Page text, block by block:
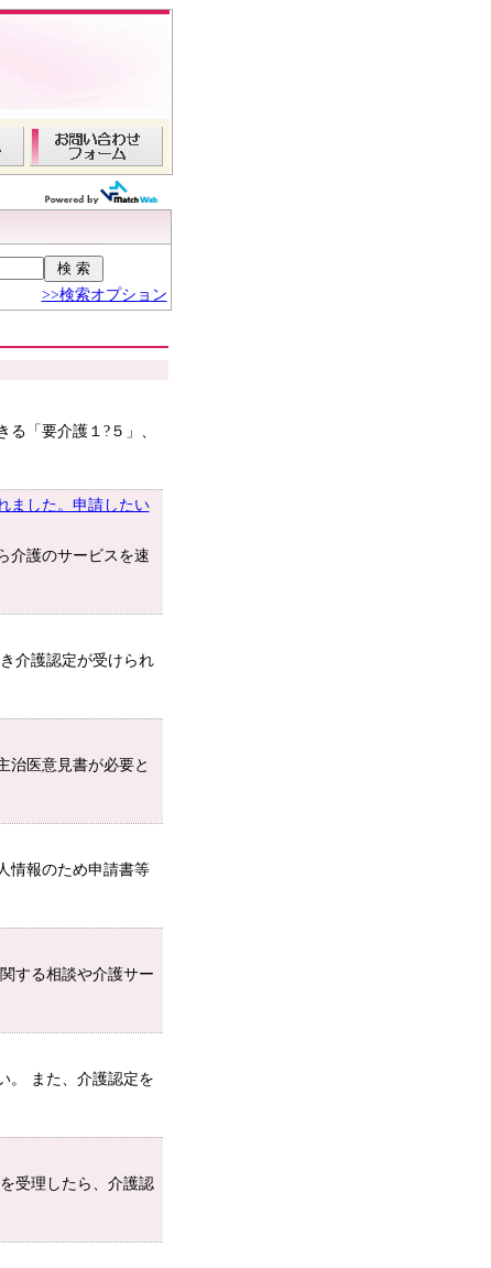
>>検索オプション
「要介護１?５」、
ました。申請したい
介護のサービスを速
介護認定が受けられ
治医意見書が必要と
情報のため申請書等
する相談や介護サー
。 また、介護認定を
受理したら、介護認